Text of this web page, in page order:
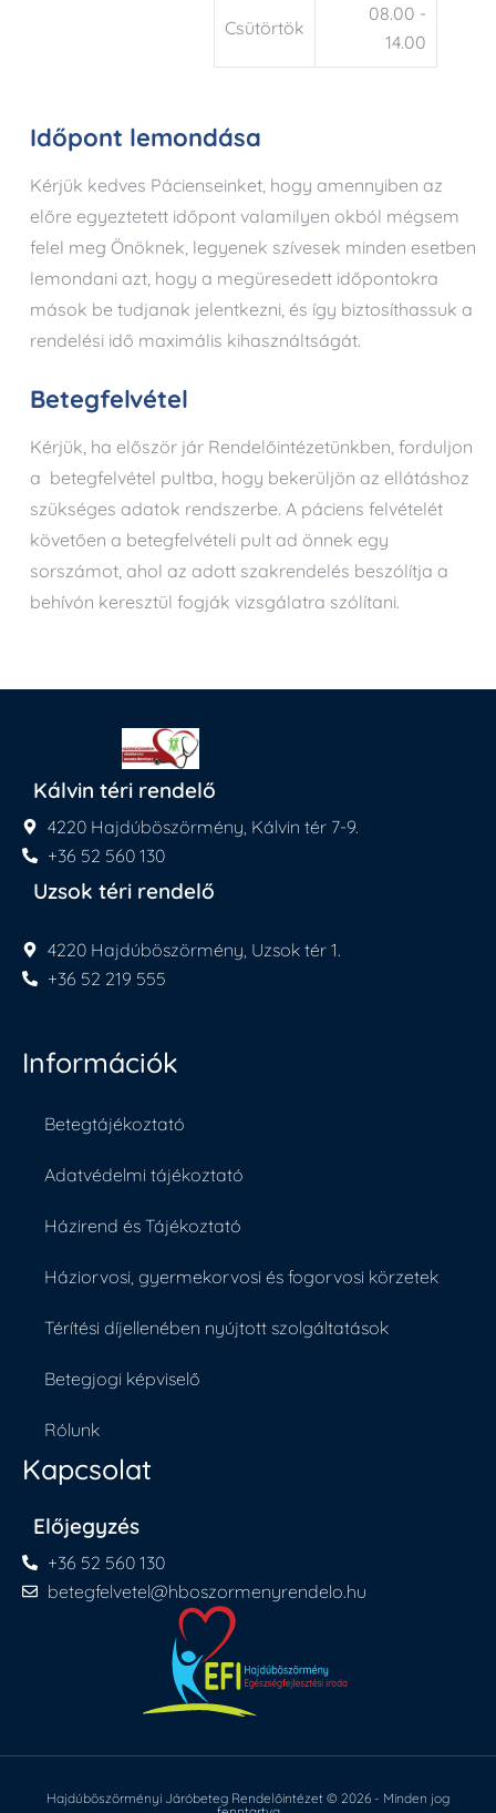
Csütörtök
08.00 -
14.00
Időpont lemondása
Kérjük kedves Pácienseinket, hogy amennyiben az
előre egyeztetett időpont valamilyen okból mégsem
felel meg Önöknek, legyenek szívesek minden esetben
lemondani azt, hogy a megüresedett időpontokra
mások be tudjanak jelentkezni, és így biztosíthassuk a
rendelési idő maximális kihasználtságát.
Betegfelvétel
Kérjük, ha először jár Rendelőintézetünkben, forduljon
a betegfelvétel pultba, hogy bekerüljön az ellátáshoz
szükséges adatok rendszerbe. A páciens felvételét
követően a betegfelvételi pult ad önnek egy
sorszámot, ahol az adott szakrendelés beszólítja a
behívón keresztül fogják vizsgálatra szólítani.
Kálvin téri rendelő
4220 Hajdúböszörmény, Kálvin tér 7-9.
+36 52 560 130
Uzsok téri rendelő
4220 Hajdúböszörmény, Uzsok tér 1.
+36 52 219 555
Információk
Betegtájékoztató
Adatvédelmi tájékoztató
Házirend és Tájékoztató
Háziorvosi, gyermekorvosi és fogorvosi körzetek
Térítési díjellenében nyújtott szolgáltatások
Betegjogi képviselő
Rólunk
Kapcsolat
Előjegyzés
+36 52 560 130
betegfelvetel@hboszormenyrendelo.hu
Hajdúböszörményi Járóbeteg Rendelőintézet © 2026 - Minden jog